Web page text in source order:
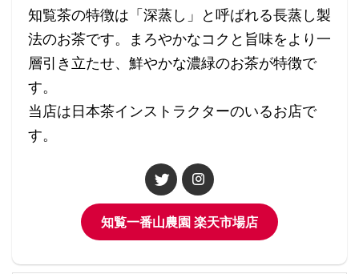
知覧茶の特徴は「深蒸し」と呼ばれる長蒸し製
法のお茶です。まろやかなコクと旨味をより一
層引き立たせ、鮮やかな濃緑のお茶が特徴で
す。
当店は日本茶インストラクターのいるお店で
す。
知覧一番山農園 楽天市場店